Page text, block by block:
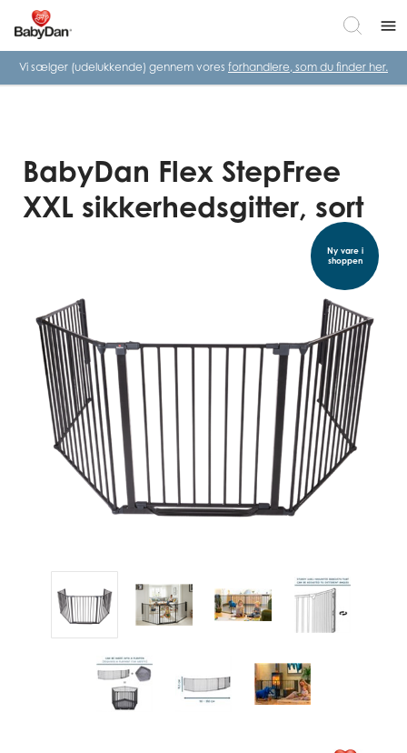
menu
Vi sælger (udelukkende) gennem vores forhandlere, som du finder her.
BabyDan Flex StepFree
XXL sikkerhedsgitter, sort
Ny vare i
shoppen